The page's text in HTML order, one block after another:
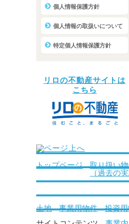
個人情報保護方針
個人情報の取扱いについて
特定個人情報保護方針
リロの不動産サイトは
こちら
トップページ
取り扱い
（過去の
土地
事業用物件 投資